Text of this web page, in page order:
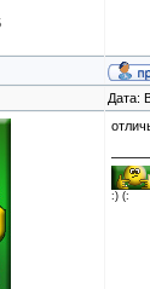
Дата:
:) (: